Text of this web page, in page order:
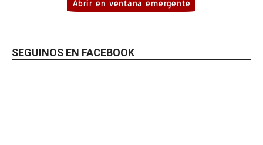
SEGUINOS EN FACEBOOK